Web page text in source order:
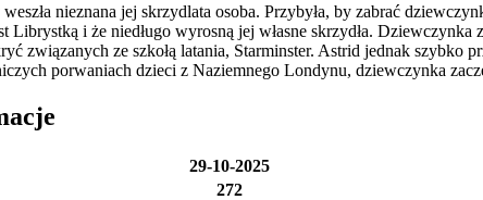
nieznana jej skrzydlata osoba. Przybyła, by zabrać
Librystką i że niedługo wyrosną jej własne skrzydła.
związanych ze szkołą latania, Starminster. Astrid jednak szybko
porwaniach dzieci z Naziemnego Londynu, dziewczynka
29-10-2025
272